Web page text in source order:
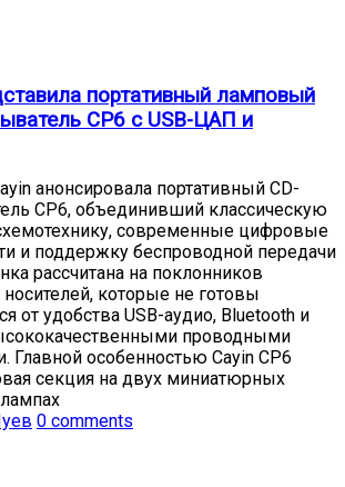
портативный ламповый
CP6 с USB-ЦАП и
анонсировала портативный CD-
CP6, объединивший классическую
современные цифровые
и поддержку беспроводной передачи
рассчитана на поклонников
которые не готовы
от удобства USB-аудио, Bluetooth и
проводными
Главной особенностью Cayin CP6
секция на двух миниатюрных
0 comments